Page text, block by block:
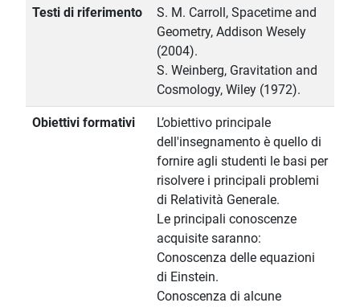
Testi di riferimento
S. M. Carroll, Spacetime and
Geometry, Addison Wesely
(2004).
S. Weinberg, Gravitation and
Cosmology, Wiley (1972).
Obiettivi formativi
L’obiettivo principale
dell'insegnamento è quello di
fornire agli studenti le basi per
risolvere i principali problemi
di Relatività Generale.
Le principali conoscenze
acquisite saranno:
Conoscenza delle equazioni
di Einstein.
Conoscenza di alcune